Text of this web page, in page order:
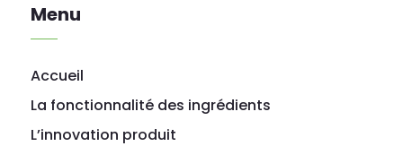
Menu
Accueil
La fonctionnalité des ingrédients
L’innovation produit